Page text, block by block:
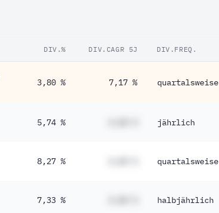
DIV.% DIV.CAGR 5J DIV.FREQ.
3,80 % 7,17 % quartalsweise
5,74 % jährlich
8,27 % quartalsweise
7,33 % halbjährlich